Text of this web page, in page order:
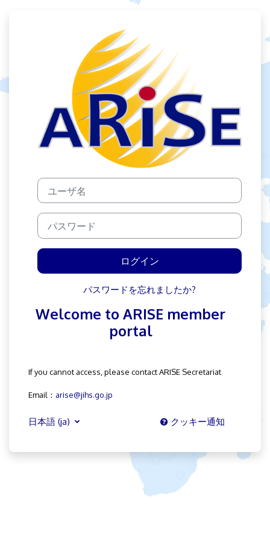
メインコンテンツへスキップする
ARISE
ユーザ名
パスワード
ログイン
パスワードを忘れましたか?
Welcome to ARISE member
portal
If you cannot access, please contact ARISE Secretariat
Email： arise@jihs.go.jp
日本語 ‎(ja)‎ クッキー通知